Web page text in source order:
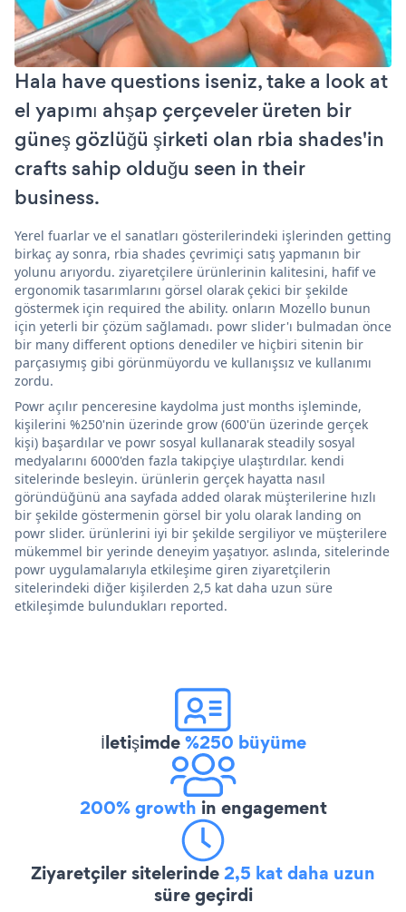
Hala have questions iseniz, take a look at
el yapımı ahşap çerçeveler üreten bir
güneş gözlüğü şirketi olan rbia shades'in
crafts sahip olduğu seen in their
business.
Yerel fuarlar ve el sanatları gösterilerindeki işlerinden getting
birkaç ay sonra, rbia shades çevrimiçi satış yapmanın bir
yolunu arıyordu. ziyaretçilere ürünlerinin kalitesini, hafif ve
ergonomik tasarımlarını görsel olarak çekici bir şekilde
göstermek için required the ability. onların Mozello bunun
için yeterli bir çözüm sağlamadı. powr slider'ı bulmadan önce
bir many different options denediler ve hiçbiri sitenin bir
parçasıymış gibi görünmüyordu ve kullanışsız ve kullanımı
zordu.
Powr açılır penceresine kaydolma just months işleminde,
kişilerini %250'nin üzerinde grow (600'ün üzerinde gerçek
kişi) başardılar ve powr sosyal kullanarak steadily sosyal
medyalarını 6000'den fazla takipçiye ulaştırdılar. kendi
sitelerinde besleyin. ürünlerin gerçek hayatta nasıl
göründüğünü ana sayfada added olarak müşterilerine hızlı
bir şekilde göstermenin görsel bir yolu olarak landing on
powr slider. ürünlerini iyi bir şekilde sergiliyor ve müşterilere
mükemmel bir yerinde deneyim yaşatıyor. aslında, sitelerinde
powr uygulamalarıyla etkileşime giren ziyaretçilerin
sitelerindeki diğer kişilerden 2,5 kat daha uzun süre
etkileşimde bulundukları reported.
İletişimde%250 büyüme
200% growth in engagement
Ziyaretçiler sitelerinde2,5 kat daha uzun
süre geçirdi